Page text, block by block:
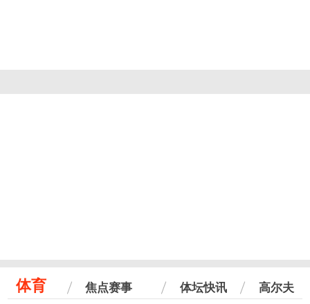
体育 焦点赛事 体坛快讯 高尔夫